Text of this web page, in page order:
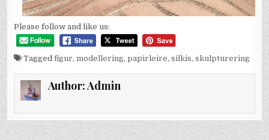
Please follow and like us:
Taggedfigur, modellering,papirleire,silkis,skulpturering
Author:Admin